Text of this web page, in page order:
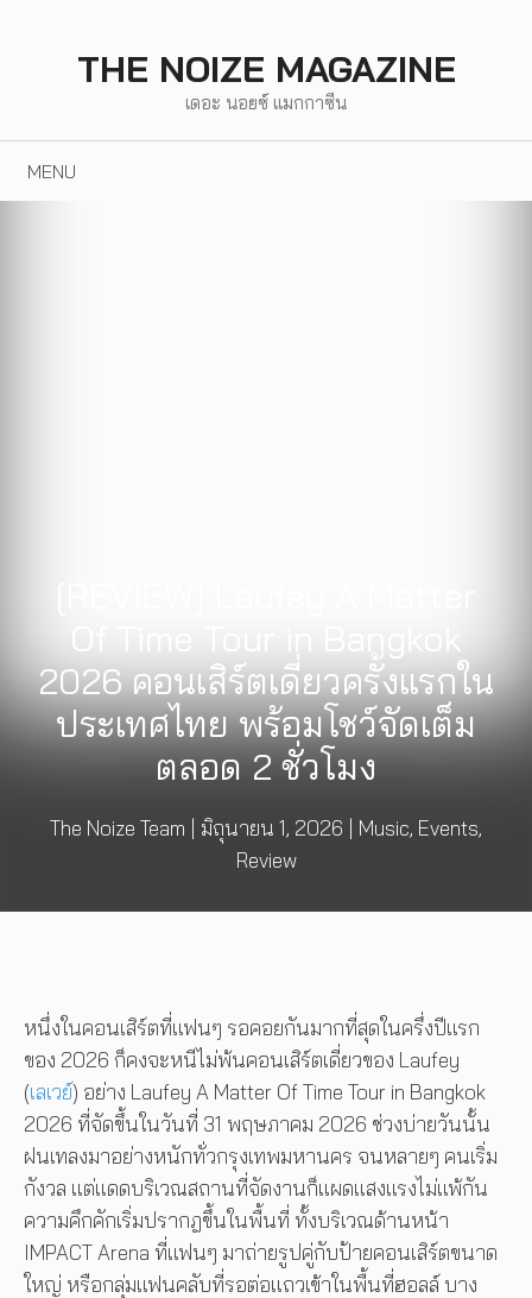
THE NOIZE MAGAZINE
เดอะ นอยซ์ แมกกาซีน
MENU
Of Time Tour in Bangkok
2026 คอนเสิร์ตเดี่ยวครั้งแรกใน
ประเทศไทย พร้อมโชว์จัดเต็ม
ตลอด 2 ชั่วโมง
The Noize Team | มิถุนายน 1, 2026 | Music, Events,
Review
หนึ่งในคอนเสิร์ตที่แฟนๆ รอคอยกันมากที่สุดในครึ่งปีแรก
ของ 2026 ก็คงจะหนีไม่พ้นคอนเสิร์ตเดี่ยวของ Laufey
(เลเวย์) อย่าง Laufey A Matter Of Time Tour in Bangkok
2026 ที่จัดขึ้นในวันที่ 31 พฤษภาคม 2026 ช่วงบ่ายวันนั้น
ฝนเทลงมาอย่างหนักทั่วกรุงเทพมหานคร จนหลายๆ คนเริ่ม
กังวล แต่แดดบริเวณสถานที่จัดงานก็แผดแสงแรงไม่แพ้กัน
ความคึกคักเริ่มปรากฎขึ้นในพื้นที่ ทั้งบริเวณด้านหน้า
IMPACT Arena ที่แฟนๆ มาถ่ายรูปคู่กับป้ายคอนเสิร์ตขนาด
ใหญ่ หรือกลุ่มแฟนคลับที่รอต่อแถวเข้าในพื้นที่ฮอลล์ บาง